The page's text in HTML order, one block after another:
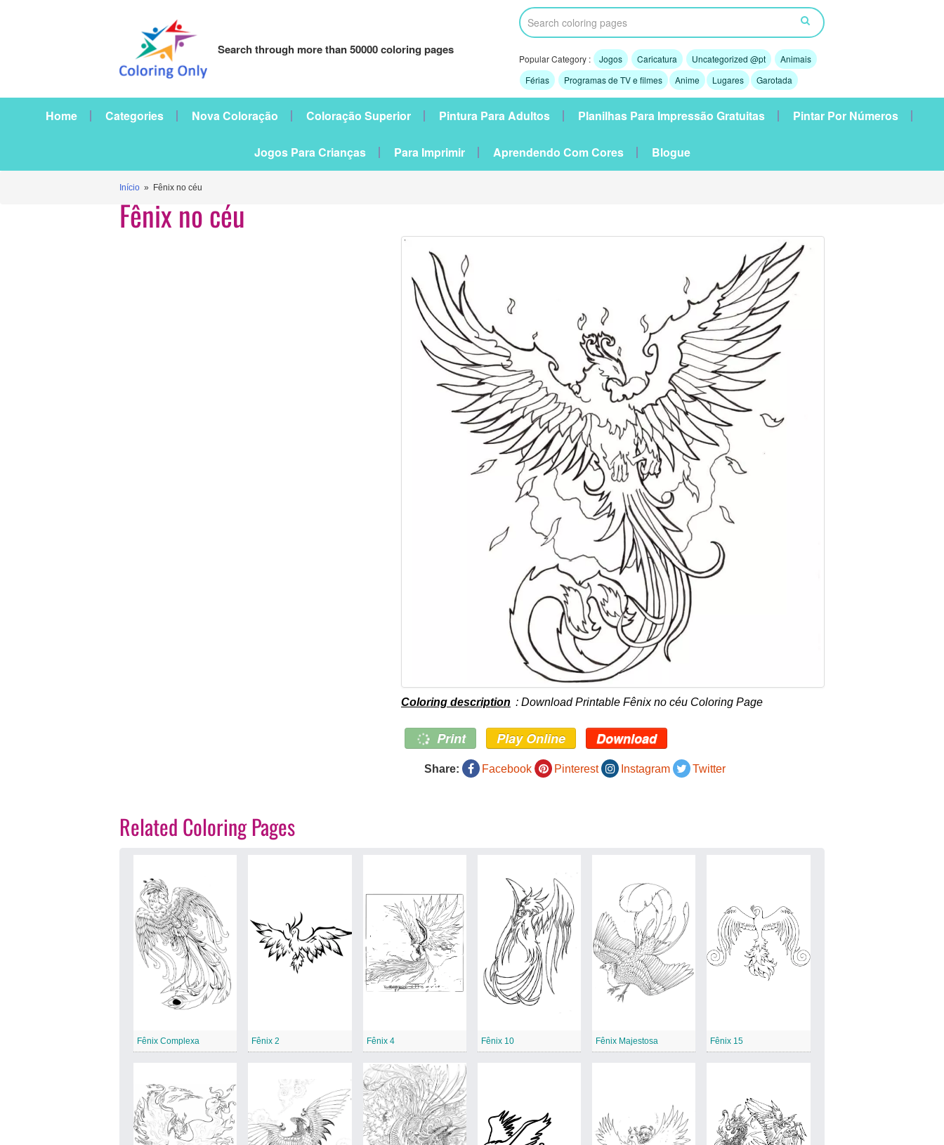
Search through more than 50000 coloring pages
Popular Category : Jogos Caricatura Uncategorized @pt
Animais
Férias
Programas de TV e filmes Anime Lugares Garotada
Home Categories Nova Coloração Coloração Superior Pintura Para Adultos Planilhas Para Impressão Gratuitas Pintar Por Números
Jogos Para Crianças Para Imprimir Aprendendo Com Cores Blogue
Início » Fênix no céu
Fênix no céu
Coloring description : Download Printable Fênix no céu Coloring Page
Print Play Online Download
Share: Facebook Pinterest Instagram Twitter
Related Coloring Pages
Fênix Complexa Fênix 2 Fênix 4 Fênix 10 Fênix Majestosa Fênix 15